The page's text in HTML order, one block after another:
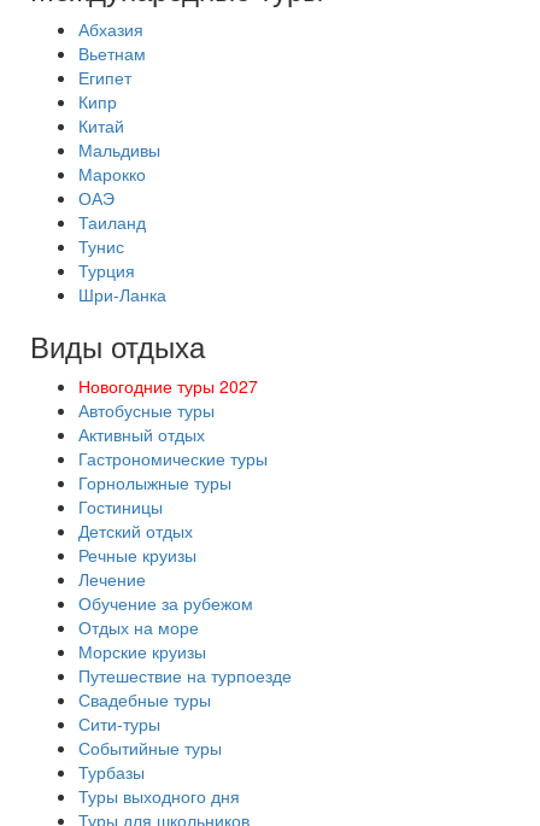
Абхазия
Вьетнам
Египет
Кипр
Китай
Мальдивы
Марокко
ОАЭ
Таиланд
Тунис
Турция
Шри-Ланка
Виды отдыха
Новогодние туры 2027
Автобусные туры
Активный отдых
Гастрономические туры
Горнолыжные туры
Гостиницы
Детский отдых
Речные круизы
Лечение
Обучение за рубежом
Отдых на море
Морские круизы
Путешествие на турпоезде
Свадебные туры
Сити-туры
Событийные туры
Турбазы
Туры выходного дня
Туры для школьников